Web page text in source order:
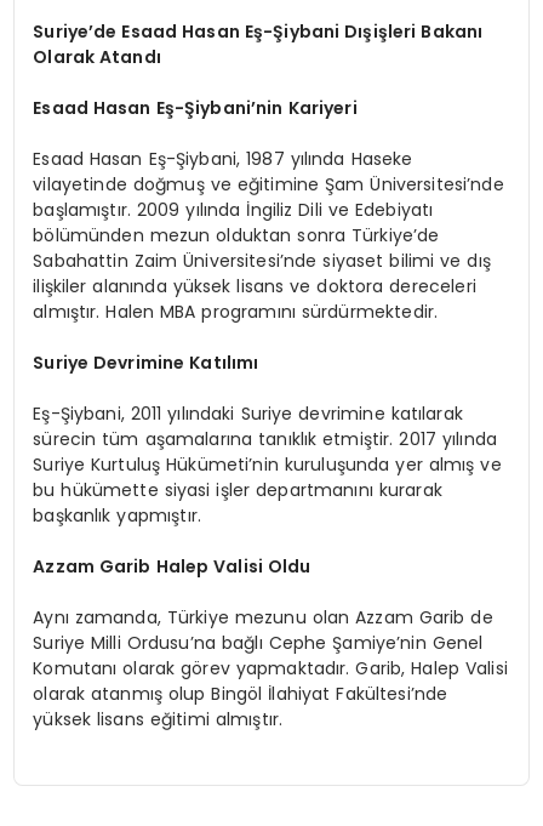
Suriye’de Esaad Hasan Eş-Şiybani Dışişleri Bakanı
Olarak Atandı
Esaad Hasan Eş-Şiybani’nin Kariyeri
Esaad Hasan Eş-Şiybani, 1987 yılında Haseke
vilayetinde doğmuş ve eğitimine Şam Üniversitesi’nde
başlamıştır. 2009 yılında İngiliz Dili ve Edebiyatı
bölümünden mezun olduktan sonra Türkiye’de
Sabahattin Zaim Üniversitesi’nde siyaset bilimi ve dış
ilişkiler alanında yüksek lisans ve doktora dereceleri
almıştır. Halen MBA programını sürdürmektedir.
Suriye Devrimine Katılımı
Eş-Şiybani, 2011 yılındaki Suriye devrimine katılarak
sürecin tüm aşamalarına tanıklık etmiştir. 2017 yılında
Suriye Kurtuluş Hükümeti’nin kuruluşunda yer almış ve
bu hükümette siyasi işler departmanını kurarak
başkanlık yapmıştır.
Azzam Garib Halep Valisi Oldu
Aynı zamanda, Türkiye mezunu olan Azzam Garib de
Suriye Milli Ordusu’na bağlı Cephe Şamiye’nin Genel
Komutanı olarak görev yapmaktadır. Garib, Halep Valisi
olarak atanmış olup Bingöl İlahiyat Fakültesi’nde
yüksek lisans eğitimi almıştır.